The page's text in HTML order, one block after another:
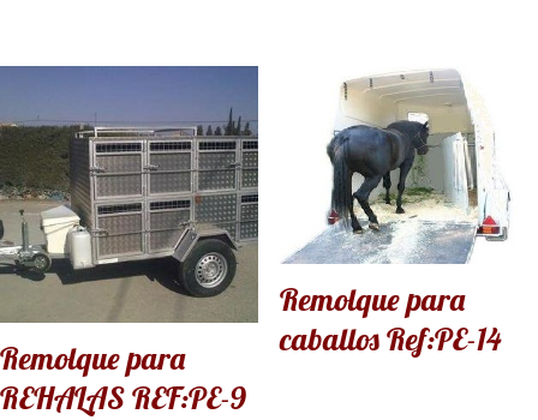
Remolque para
REHALAS REF:PE-9
Remolque para
caballos Ref:PE-14